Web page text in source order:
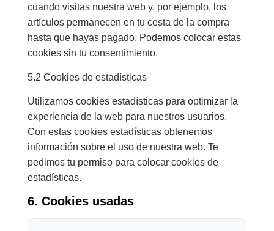
cuando visitas nuestra web y, por ejemplo, los
artículos permanecen en tu cesta de la compra
hasta que hayas pagado. Podemos colocar estas
cookies sin tu consentimiento.
5.2 Cookies de estadísticas
Utilizamos cookies estadísticas para optimizar la
experiencia de la web para nuestros usuarios.
Con estas cookies estadísticas obtenemos
información sobre el uso de nuestra web. Te
pedimos tu permiso para colocar cookies de
estadísticas.
6. Cookies usadas